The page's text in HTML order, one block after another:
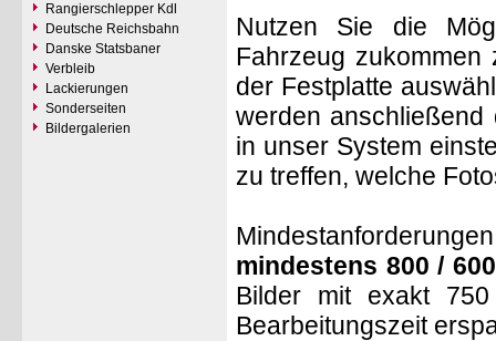
Rangierschlepper Kdl
Deutsche Reichsbahn
Danske Statsbaner
Verbleib
Lackierungen
Sonderseiten
Bildergalerien
Nutzen Sie die
Fahrzeug
der Festplatte
werden anschließend
in unser System
zu treffen, welche
mindestens 800 /
Bilder mit exakt
Bearbeitungszeit